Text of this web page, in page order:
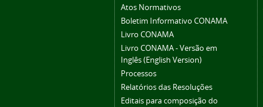
Atos Normativos
Boletim Informativo CONAMA
Livro CONAMA
Livro CONAMA - Versão em
Inglês (English Version)
Processos
Relatórios das Resoluções
Editais para composição do